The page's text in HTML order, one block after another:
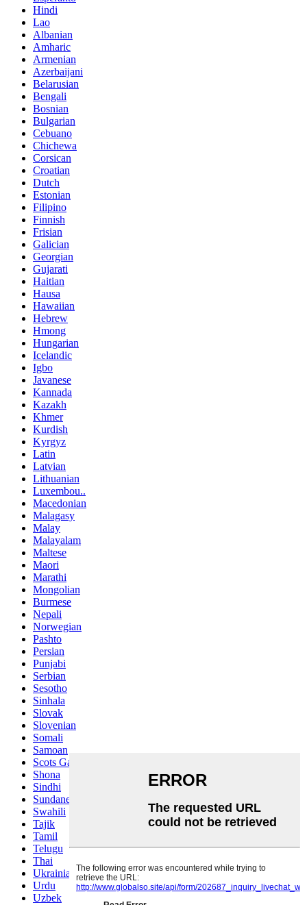
Hindi
Lao
Albanian
Amharic
Armenian
Azerbaijani
Belarusian
Bengali
Bosnian
Bulgarian
Cebuano
Chichewa
Corsican
Croatian
Dutch
Estonian
Filipino
Finnish
Frisian
Galician
Georgian
Gujarati
Haitian
Hausa
Hawaiian
Hebrew
Hmong
Hungarian
Icelandic
Igbo
Javanese
Kannada
Kazakh
Khmer
Kurdish
Kyrgyz
Latin
Latvian
Lithuanian
Luxembou..
Macedonian
Malagasy
Malay
Malayalam
Maltese
Maori
Marathi
Mongolian
Burmese
Nepali
Norwegian
Pashto
Persian
Punjabi
Serbian
Sesotho
Sinhala
Slovak
Slovenian
Somali
Samoan
Scots Gaelic
Shona
Sindhi
Sundanese
Swahili
Tajik
Tamil
Telugu
Thai
Ukrainian
Urdu
Uzbek